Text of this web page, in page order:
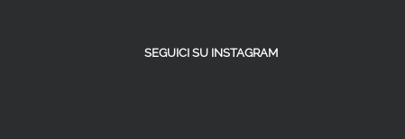
SEGUICI SU INSTAGRAM